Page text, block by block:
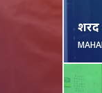
शरद